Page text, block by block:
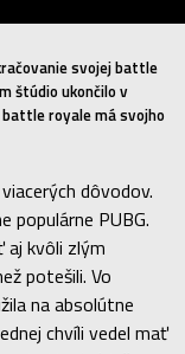
svojej battle
štúdio ukončilo v
royale má svojho
dôvodov.
populárne PUBG.
aj kvôli zlým
potešili. Vo
na absolútne
chvíli vedel mať